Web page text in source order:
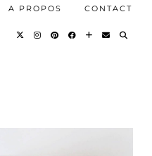
A PROPOS CONTACT